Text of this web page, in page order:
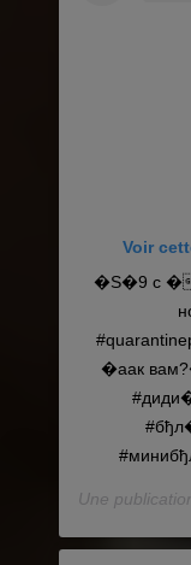
Voir
�S�9 с �
�aак
Une